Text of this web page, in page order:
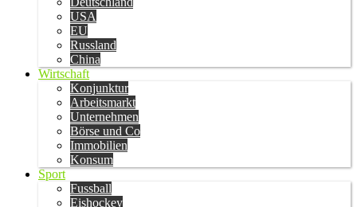
USA
EU
Russland
China
Wirtschaft
Konjunktur
Arbeitsmarkt
Unternehmen
Börse und Co
Immobilien
Konsum
Sport
Fussball
Eishockey